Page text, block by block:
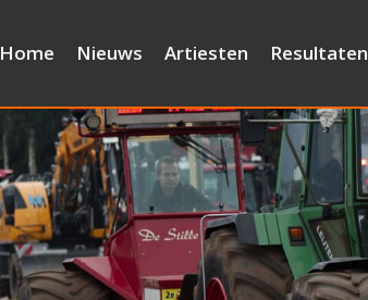
Home Nieuws Artiesten Resultaten